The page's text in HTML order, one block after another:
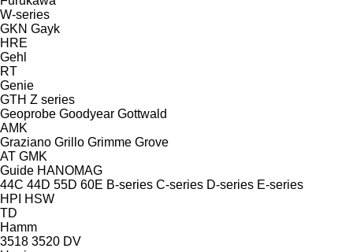
W-series
GKN Gayk
HRE
Gehl
RT
Genie
GTH Z series
Geoprobe Goodyear Gottwald
AMK
Graziano Grillo Grimme Grove
AT GMK
Guide HANOMAG
44C 44D 55D 60E B-series C-series D-series E-series
HPI
HSW
TD
Hamm
3518 3520 DV